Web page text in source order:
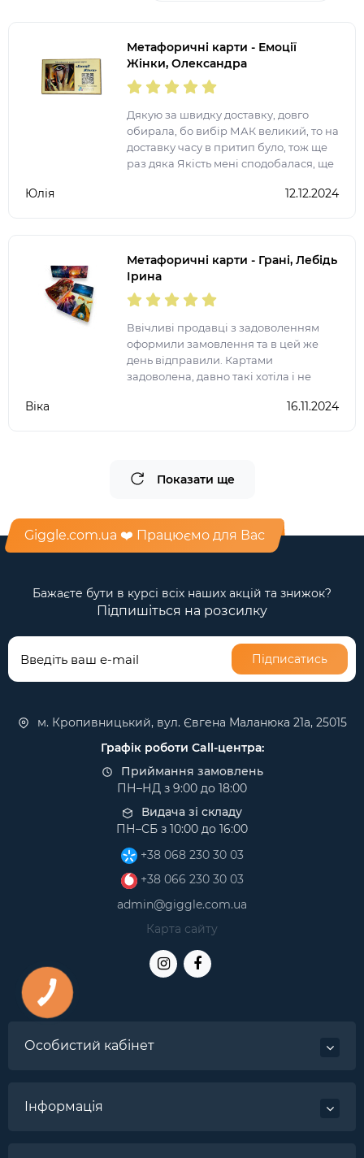
Метафоричні карти - Емоції
Жінки, Олександра
Чередниченко (Українська
версія)
Дякую за швидку доставку, довго
обирала, бо вибір МАК великий, то на
доставку часу в притип було, тож ще
раз дяка Якість мені сподобалася, ще
Юлія 12.12.2024
Метафоричні карти - Грані, Лебідь
Ірина
Ввічливі продавці з задоволенням
оформили замовлення та в цей же
день відправили. Картами
задоволена, давно такі хотіла і не
відповідає дійсності. Зручні та
Віка 16.11.2024
Показати ще
Giggle.com.ua ❤️ Працюємо для Вас
Бажаєте бути в курсі всіх наших акцій та знижок?
Підпишіться на розсилку
Підписатись
м. Кропивницький, вул. Євгена Маланюка 21а, 25015
Графік роботи Call-центра:
Приймання замовлень
ПН–НД з 9:00 до 18:00
Видача зі складу
ПН–СБ з 10:00 до 16:00
+38 068 230 30 03
+38 066 230 30 03
admin@giggle.com.ua
Карта сайту
Особистий кабінет
Інформація